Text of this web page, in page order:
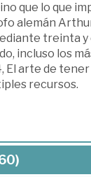
que lo que
alemán
treinta y
incluso los
El arte de
recursos.